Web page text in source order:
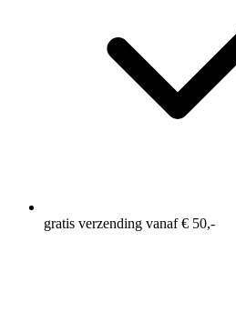
gratis verzending vanaf € 50,-